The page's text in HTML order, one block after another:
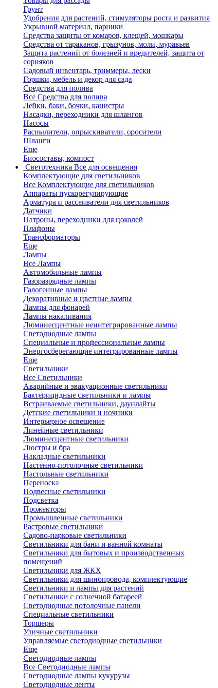
Грунт
Удобрения для растений, стимуляторы роста и развития
Укрывной материал, парники
Средства защиты от комаров, клещей, мошкары
Средства от тараканов, грызунов, моли, муравьев
Защита растений от болезней и вредителей, защита от
сорняков
Садовый инвентарь, триммеры, лески
Горшки, мебель и декор для сада
Средства для полива
Все Средства для полива
Лейки, баки, бочки, канистры
Насадки, переходники для шлангов
Насосы
Распылители, опрыскиватели, оросители
Шланги
Еще
Биосоставы, компост
Светотехника Все для освещения
Комплектующие для светильников
Все Комплектующие для светильников
Аппараты пускорегулирующие
Арматура и рассеиватели для светильников
Датчики
Патроны, переходники для цоколей
Плафоны
Трансформаторы
Еще
Лампы
Все Лампы
Автомобильные лампы
Газоразрядные лампы
Галогенные лампы
Декоративные и цветные лампы
Лампы для фонарей
Лампы накаливания
Люминесцентные неинтегрированные лампы
Светодиодные лампы
Специальные и профессиональные лампы
Энергосберегающие интегрированные лампы
Еще
Светильники
Все Светильники
Аварийные и эвакуационные светильники
Бактерицидные светильники и лампы
Встраиваемые светильники, даунлайты
Детские светильники и ночники
Интерьерное освещение
Линейные светильники
Люминесцентные светильники
Люстры и бра
Накладные светильники
Настенно-потолочные светильники
Настольные светильники
Переноска
Подвесные светильники
Подсветка
Прожекторы
Промышленные светильники
Растровые светильники
Садово-парковые светильники
Светильники для бани и ванной комнаты
Светильники для бытовых и производственных
помещений
Светильники для ЖКХ
Светильники для шинопровода, комплектующие
Светильники и лампы для растений
Светильники с солнечной батареей
Светодиодные потолочные панели
Специальные светильники
Торшеры
Уличные светильники
Управляемые светодиодные светильники
Еще
Светодиодные лампы
Все Светодиодные лампы
Светодиодные лампы кукурузы
Светодиодные ленты